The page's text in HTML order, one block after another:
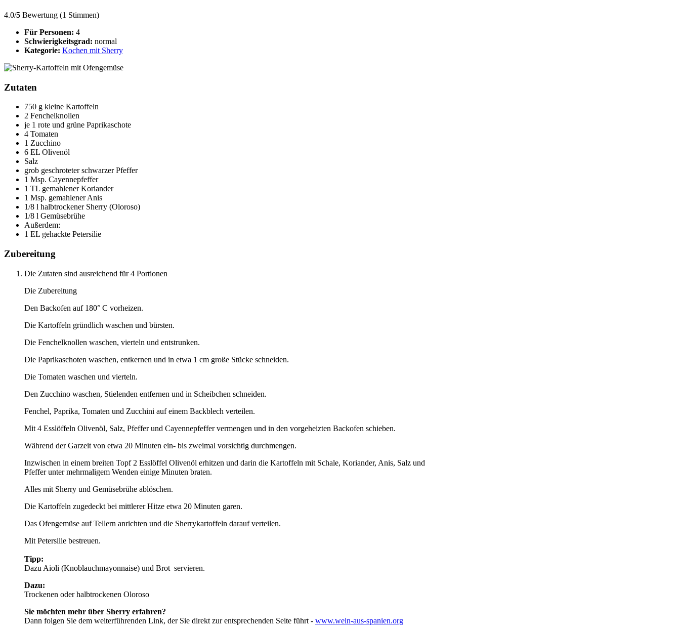
4.0/5 Bewertung (1 Stimmen)
Für Personen: 4
Schwierigkeitsgrad: normal
Kategorie: Kochen mit Sherry
Zutaten
750 g kleine Kartoffeln
2 Fenchelknollen
je 1 rote und grüne Paprikaschote
4 Tomaten
1 Zucchino
6 EL Olivenöl
Salz
grob geschroteter schwarzer Pfeffer
1 Msp. Cayennepfeffer
1 TL gemahlener Koriander
1 Msp. gemahlener Anis
1/8 l halbtrockener Sherry (Oloroso)
1/8 l Gemüsebrühe
Außerdem:
1 EL gehackte Petersilie
Zubereitung
Die Zutaten sind ausreichend für 4 Portionen
Die Zubereitung
Den Backofen auf 180° C vorheizen.
Die Kartoffeln gründlich waschen und bürsten.
Die Fenchelknollen waschen, vierteln und entstrunken.
Die Paprikaschoten waschen, entkernen und in etwa 1 cm große Stücke schneiden.
Die Tomaten waschen und vierteln.
Den Zucchino waschen, Stielenden entfernen und in Scheibchen schneiden.
Fenchel, Paprika, Tomaten und Zucchini auf einem Backblech verteilen.
Mit 4 Esslöffeln Olivenöl, Salz, Pfeffer und Cayennepfeffer vermengen und in den vorgeheizten Backofen schieben.
Während der Garzeit von etwa 20 Minuten ein- bis zweimal vorsichtig durchmengen.
Inzwischen in einem breiten Topf 2 Esslöffel Olivenöl erhitzen und darin die Kartoffeln mit Schale, Koriander, Anis, Salz und
Pfeffer unter mehrmaligem Wenden einige Minuten braten.
Alles mit Sherry und Gemüsebrühe ablöschen.
Die Kartoffeln zugedeckt bei mittlerer Hitze etwa 20 Minuten garen.
Das Ofengemüse auf Tellern anrichten und die Sherrykartoffeln darauf verteilen.
Mit Petersilie bestreuen.
Tipp:
Dazu Aioli (Knoblauchmayonnaise) und Brot servieren.
Dazu:
Trockenen oder halbtrockenen Oloroso
Sie möchten mehr über Sherry erfahren?
Dann folgen Sie dem weiterführenden Link, der Sie direkt zur entsprechenden Seite führt - www.wein-aus-spanien.org